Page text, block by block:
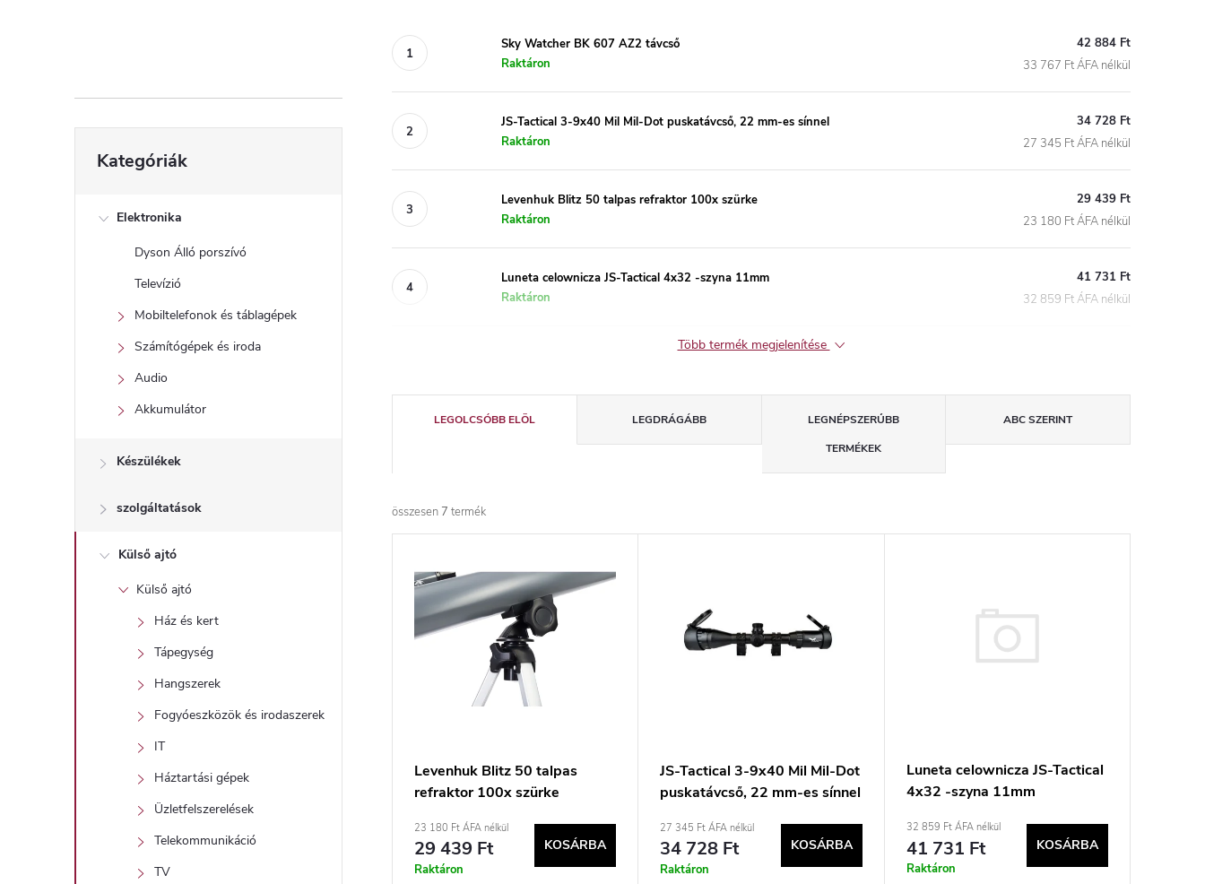
l
sátugrása
Kategóriák
Elektronika
Dyson Álló porszívó
Televízió
Mobiltelefonok és táblagépek
Számítógépek és iroda
Audio
Akkumulátor
Készülékek
szolgáltatások
Külső ajtó
Külső ajtó
Ház és kert
Tápegység
Hangszerek
Fogyóeszközök és irodaszerek
IT
Háztartási gépek
Üzletfelszerelések
Telekommunikáció
TV
Sky Watcher BK 607 AZ2 távcső
Raktáron
42 884 Ft
33 767 Ft ÁFA nélkül
JS-Tactical 3-9x40 Mil Mil-Dot puskatávcső, 22 mm-es sínnel
Raktáron
34 728 Ft
27 345 Ft ÁFA nélkül
Levenhuk Blitz 50 talpas refraktor 100x szürke
Raktáron
29 439 Ft
23 180 Ft ÁFA nélkül
Luneta celownicza JS-Tactical 4x32 -szyna 11mm
Raktáron
41 731 Ft
32 859 Ft ÁFA nélkül
Több termék megjelenítése
e
r
m
LEGOLCSÓBB ELÖL LEGDRÁGÁBB
LEGNÉPSZERŰBB
TERMÉKEK
ABC SZERINT
összesen 7 termék
Levenhuk Blitz 50 talpas
refraktor 100x szürke
23 180 Ft ÁFA nélkül
29 439 Ft
Raktáron
KOSÁRBA
JS-Tactical 3-9x40 Mil Mil-Dot
puskatávcső, 22 mm-es sínnel
27 345 Ft ÁFA nélkül
34 728 Ft
Raktáron
KOSÁRBA
Luneta celownicza JS-Tactical
4x32 -szyna 11mm
32 859 Ft ÁFA nélkül
41 731 Ft
Raktáron
KOSÁRBA